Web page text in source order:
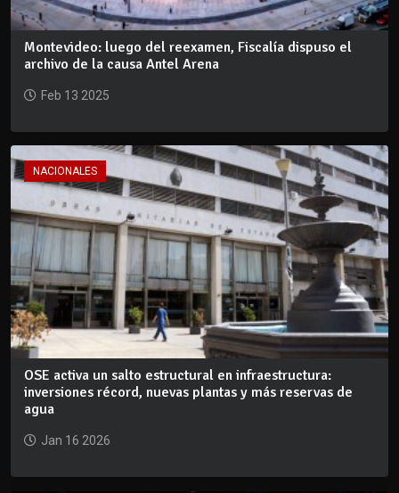
Montevideo: luego del reexamen, Fiscalía dispuso el
archivo de la causa Antel Arena
Feb 13 2025
NACIONALES
OSE activa un salto estructural en infraestructura:
inversiones récord, nuevas plantas y más reservas de
agua
Jan 16 2026